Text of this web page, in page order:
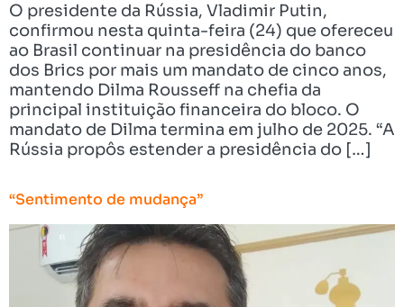
O presidente da Rússia, Vladimir Putin,
confirmou nesta quinta-feira (24) que ofereceu
ao Brasil continuar na presidência do banco
dos Brics por mais um mandato de cinco anos,
mantendo Dilma Rousseff na chefia da
principal instituição financeira do bloco. O
mandato de Dilma termina em julho de 2025. “A
Rússia propôs estender a presidência do […]
“Sentimento de mudança”